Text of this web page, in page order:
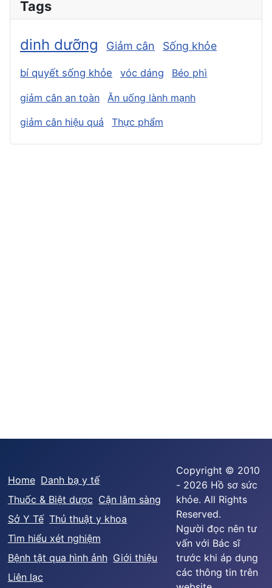
Tags
dinh dưỡng Giảm cân Sống khỏe
bí quyết sống khỏe vóc dáng Béo phì
giảm cân an toàn
Ăn uống lành mạnh
giảm cân hiệu quả
Thực phẩm
Home Danh bạ y tế
Thuốc & Biệt dược Cận lâm sàng
Sở Y Tế Thủ thuật y khoa
Tìm hiểu xét nghiệm
Bệnh tật qua hình ảnh Giới thiệu
Liên lạc
Copyright © 2010
- 2026 Hồ sơ sức
khỏe. All Rights
Reserved.
Người đọc nên tư
vấn với Bác sĩ
trước khi áp dụng
các thông tin trên